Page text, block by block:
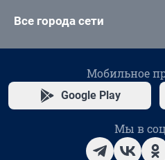
Все города сети
Мобильное
Google Play
Мы в